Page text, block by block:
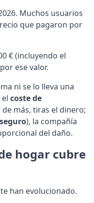
Muchos usuarios
que pagaron por
€ (incluyendo el
ese valor.
ni se lo lleva una
coste de
de más, tiras el dinero;
), la compañía
del daño.
hogar cubre
han evolucionado.